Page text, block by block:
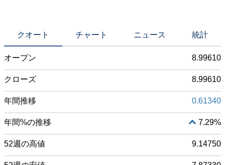
クオート チャート ニュース 統計
オープン 8.99610
クローズ 8.99610
年間推移 0.61340
年間%の推移 7.29%
52週の高値 9.14750